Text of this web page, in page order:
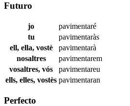
Futuro
jo
pavimentaré
tu
pavimentaràs
ell, ella, vostè
pavimentarà
nosaltres
pavimentarem
vosaltres, vós
pavimentareu
ells, elles, vostès pavimentaran
Perfecto